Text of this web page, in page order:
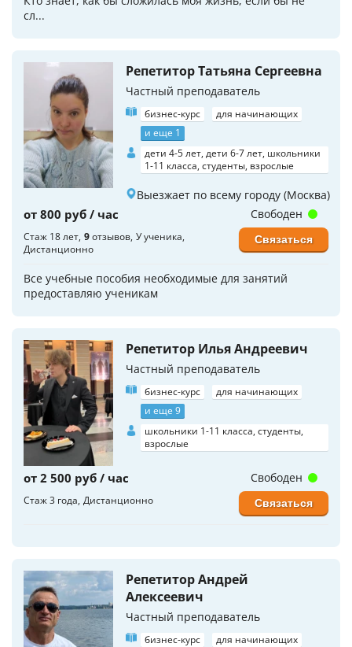
сл...
Репетитор Татьяна Сергеевна
Частный преподаватель
бизнес-курс
для начинающих
и еще 1
дети 4-5 лет, дети 6-7 лет, школьники
1-11 класса, студенты, взрослые
Выезжает по всему городу (Москва)
от 800 руб / час
Стаж 18 лет 9отзывов У ученика
Дистанционно
Все учебные пособия необходимые для занятий
предоставляю ученикам
Свободен
Связаться
Репетитор Илья Андреевич
Частный преподаватель
бизнес-курс
для начинающих
и еще 9
школьники 1-11 класса, студенты,
взрослые
от 2 500 руб / час
Стаж 3 года Дистанционно
Свободен
Связаться
Репетитор Андрей
Алексеевич
Частный преподаватель
бизнес-курс
для начинающих